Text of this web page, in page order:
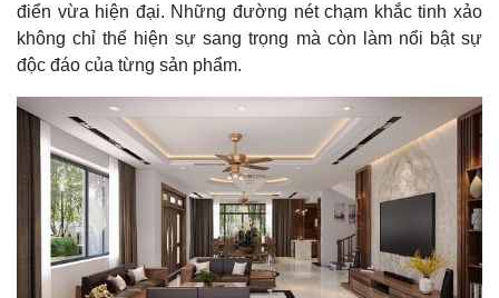
điển vừa hiện đại. Những đường nét chạm khắc tinh xảo
không chỉ thể hiện sự sang trọng mà còn làm nổi bật sự
độc đáo của từng sản phẩm.